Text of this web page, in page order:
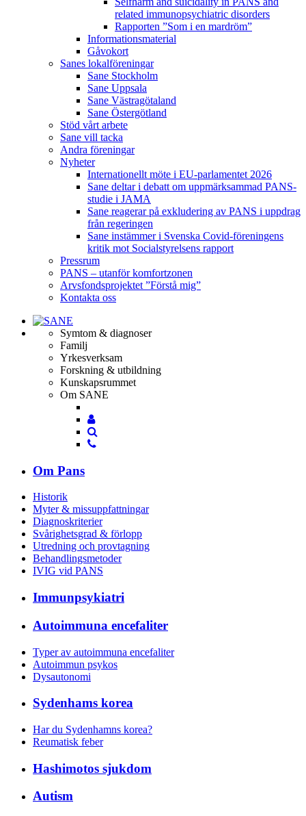
related immunopsychiatric disorders
Rapporten ”Som i en mardröm”
Informationsmaterial
Gåvokort
Sanes lokalföreningar
Sane Stockholm
Sane Uppsala
Sane Västragötaland
Sane Östergötland
Stöd vårt arbete
Sane vill tacka
Andra föreningar
Nyheter
Internationellt möte i EU-parlamentet 2026
Sane deltar i debatt om uppmärksammad PANS-
studie i JAMA
Sane reagerar på exkludering av PANS i uppdrag
från regeringen
Sane instämmer i Svenska Covid-föreningens
kritik mot Socialstyrelsens rapport
Pressrum
PANS – utanför komfortzonen
Arvsfondsprojektet ”Förstå mig”
Kontakta oss
Symtom & diagnoser
Familj
Yrkesverksam
Forskning & utbildning
Kunskapsrummet
Om SANE
Mina
sidor
Mina
sidor
Sök
Sök
Om Pans
Historik
Myter & missuppfattningar
Diagnoskriterier
Svårighetsgrad & förlopp
Utredning och provtagning
Behandlings­metoder
IVIG vid PANS
Immunpsykiatri
Autoimmuna encefaliter
Typer av autoimmuna encefaliter
Autoimmun psykos
Dysautonomi
Sydenhams korea
Har du Sydenhamns korea?
Reumatisk feber
Hashimotos sjukdom
Autism